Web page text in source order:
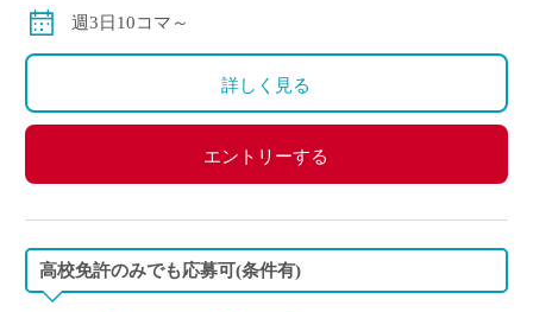
週3日10コマ～
詳しく見る
エントリーする
高校免許のみでも応募可(条件有)